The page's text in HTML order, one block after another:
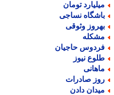
تومان
نساجی
وثوقی
حاجیان
نیوز
صادرات
دادن